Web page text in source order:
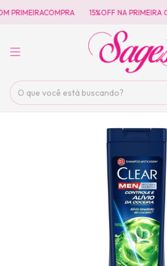
PRIMEIRACOMPRA 15%OFF NA PRIMEIRA